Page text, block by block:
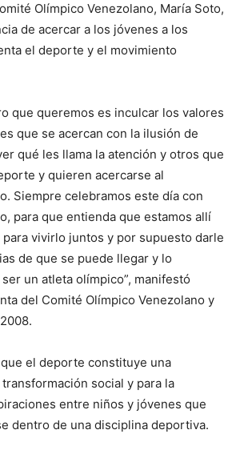
Olímpico Venezolano, María Soto,
de acercar a los jóvenes a los
el deporte y el movimiento
que queremos es inculcar los valores
que se acercan con la ilusión de
qué les llama la atención y otros que
y quieren acercarse al
Siempre celebramos este día con
para que entienda que estamos allí
para vivirlo juntos y por supuesto darle
de que se puede llegar y lo
un atleta olímpico”, manifestó
del Comité Olímpico Venezolano y
el deporte constituye una
social y para la
entre niños y jóvenes que
dentro de una disciplina deportiva.